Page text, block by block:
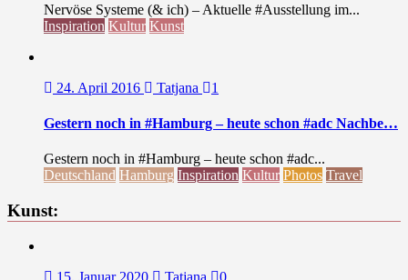
Nervöse Systeme (& ich) – Aktuelle #Ausstellung im...
Inspiration Kultur Kunst
24. April 2016 Tatjana 1
Gestern noch in #Hamburg – heute schon #adc Nachbe…
Gestern noch in #Hamburg – heute schon #adc...
Deutschland Hamburg Inspiration Kultur Photos Travel
Kunst: